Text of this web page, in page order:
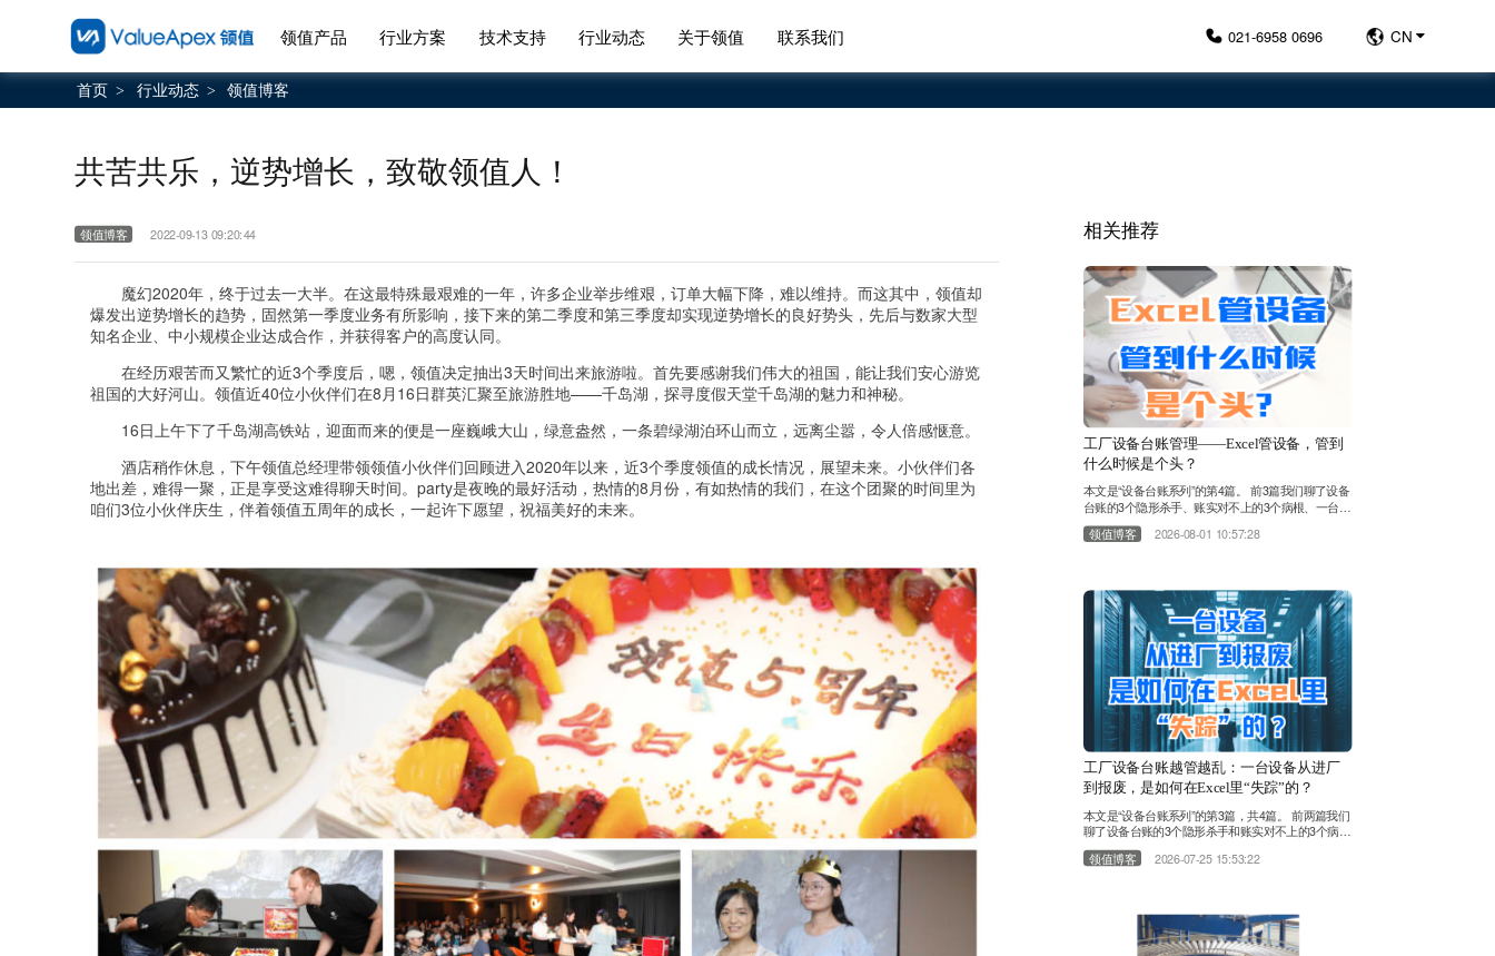
领值产品 行业方案 技术支持 行业动态 关于领值 联系我们 021-6958 0696 CN
首页 > 行业动态 > 领值博客
共苦共乐，逆势增长，致敬领值人！
领值博客 2022-09-13 09:20:44
魔幻2020年，终于过去一大半。在这最特殊最艰难的一年，许多企业举步维艰，订单大幅下降，难以维持。而这其中，领值却
爆发出逆势增长的趋势，固然第一季度业务有所影响，接下来的第二季度和第三季度却实现逆势增长的良好势头，先后与数家大型
知名企业、中小规模企业达成合作，并获得客户的高度认同。
在经历艰苦而又繁忙的近3个季度后，嗯，领值决定抽出3天时间出来旅游啦。首先要感谢我们伟大的祖国，能让我们安心游览
祖国的大好河山。领值近40位小伙伴们在8月16日群英汇聚至旅游胜地——千岛湖，探寻度假天堂千岛湖的魅力和神秘。
16日上午下了千岛湖高铁站，迎面而来的便是一座巍峨大山，绿意盎然，一条碧绿湖泊环山而立，远离尘嚣，令人倍感惬意。
酒店稍作休息，下午领值总经理带领领值小伙伴们回顾进入2020年以来，近3个季度领值的成长情况，展望未来。小伙伴们各
地出差，难得一聚，正是享受这难得聊天时间。party是夜晚的最好活动，热情的8月份，有如热情的我们，在这个团聚的时间里为
咱们3位小伙伴庆生，伴着领值五周年的成长，一起许下愿望，祝福美好的未来。
相关推荐
工厂设备台账管理——Excel管设备，管到
什么时候是个头？
本文是“设备台账系列”的第4篇。 前3篇我们聊了设备
台账的3个隐形杀手、账实对不上的3个病根、一台设
备在Excel里的“失踪”全过程。今天，我们来回答那个
终极问题：Excel管设备，到底管到什么时候是个
着Excel一遍遍核对，维修工被追着补记录，财务部
打电话催设备部更新台账。表格越来越厚，Sheet越
来越……
领值博客 2026-08-01 10:57:28
工厂设备台账越管越乱：一台设备从进厂
到报废，是如何在Excel里“失踪”的？
本文是“设备台账系列”的第3篇，共4篇。 前两篇我们
聊了设备台账的3个隐形杀手和账实对不上的3个病
根，这一篇我们跟着一台设备走完全程。上期我们聊
到，不少工厂账上1450台设备，现场只剩1200台。
程，看看它是怎样在Excel表格里一步步消失的。
第一站：设备进厂——数据源从一开始就是分裂
领值博客 2026-07-25 15:53:22